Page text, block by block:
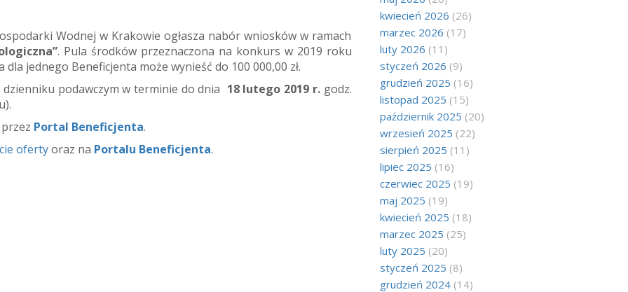
Wodnej w Krakowie ogłasza nabór wniosków w ramach
. Pula środków przeznaczona na konkurs w 2019 roku
jednego Beneficjenta może wynieść do 100 000,00 zł.
podawczym w terminie do dnia 18 lutego 2019 r.godz.
Portal Beneficjenta.
ofertyoraz na Portalu Beneficjenta.
kwiecień 2026 (26)
marzec 2026 (17)
luty 2026 (11)
styczeń 2026 (9)
grudzień 2025 (16)
listopad 2025 (15)
październik 2025 (20)
wrzesień 2025 (22)
sierpień 2025 (11)
lipiec 2025 (16)
czerwiec 2025 (19)
maj 2025 (19)
kwiecień 2025 (18)
marzec 2025 (25)
luty 2025 (20)
styczeń 2025 (8)
grudzień 2024(14)